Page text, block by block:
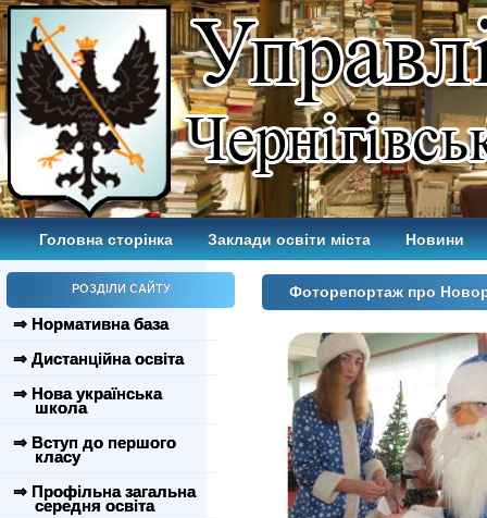
Головна сторінка Заклади освіти міста Новини
РОЗДІЛИ САЙТУ
⇒ Нормативна база
⇒ Дистанційна освіта
⇒ Нова українська
школа
⇒ Вступ до першого
класу
⇒ Профільна загальна
середня освіта
Фоторепортаж про